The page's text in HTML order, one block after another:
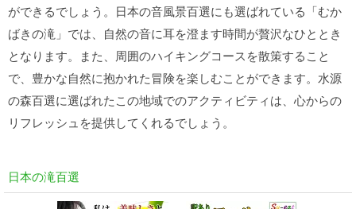
ができるでしょう。日本の音風景百選にも選ばれている「むか
ばきの滝」では、自然の音に耳を澄ます時間が贅沢なひととき
となります。また、周囲のハイキングコースを散策すること
で、豊かな自然に抱かれた冒険を楽しむことができます。水源
の森百選に選ばれたこの地域でのアクティビティは、心からの
リフレッシュを提供してくれるでしょう。
日本の滝百選